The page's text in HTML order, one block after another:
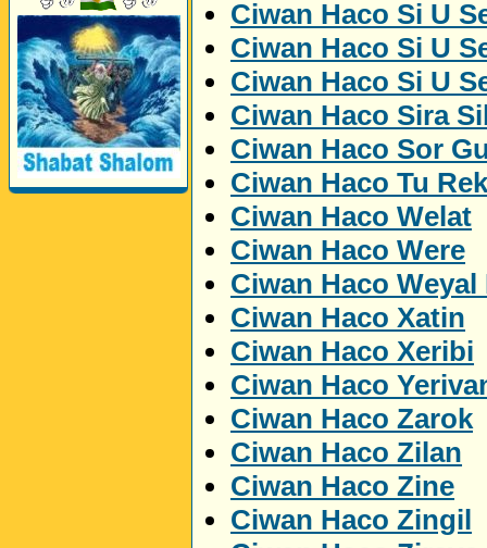
Ciwan Haco Si U
Ciwan Haco Si U
Ciwan Haco Si U
Ciwan Haco Sira
Ciwan Haco Sor
Ciwan Haco Tu
Ciwan Haco Welat
Ciwan Haco Were
Ciwan Haco Weyal
Ciwan Haco Xatin
Ciwan Haco Xeribi
Ciwan Haco
Ciwan Haco Zarok
Ciwan Haco Zilan
Ciwan Haco Zine
Ciwan Haco Zingil